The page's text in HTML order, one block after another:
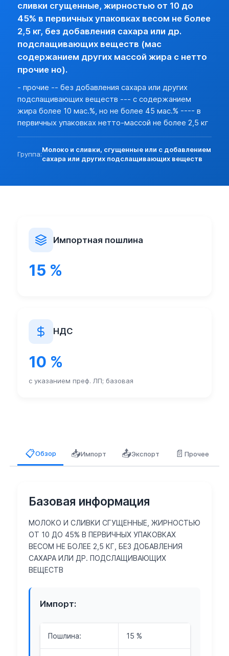
Разреш. прочие:
нет (базовая)
Прочие особености:
Запреты (другие страны): нет
Экспорт:
Лицензирование:
Разреш. прочие:
Запреты (другие страны): нет
сливки сгущенные, жирностью от 10 до
45% в первичных упаковках весом не более
2,5 кг, без добавления сахара или др.
подслащивающих веществ (мас
содержанием других массой жира с нетто
прочие но).
- прочие -- без добавления сахара или других
подслащивающих веществ --- с содержанием
жира более 10 мас.%, но не более 45 мас.% ---- в
первичных упаковках нетто-массой не более 2,5 кг
Группа:
Молоко и сливки, сгущенные или с добавлением
сахара или других подслащивающих веществ
Импортная пошлина
15 %
НДС
10 %
с указанием преф. ЛП; базовая
📋Обзор 📥Импорт 📤Экспорт 📄Прочее
Базовая информация
МОЛОКО И СЛИВКИ СГУЩЕННЫЕ, ЖИРНОСТЬЮ
ОТ 10 ДО 45% В ПЕРВИЧНЫХ УПАКОВКАХ
ВЕСОМ НЕ БОЛЕЕ 2,5 КГ, БЕЗ ДОБАВЛЕНИЯ
САХАРА ИЛИ ДР. ПОДСЛАЩИВАЮЩИХ
ВЕЩЕСТВ
Импорт:
Пошлина: 15 %